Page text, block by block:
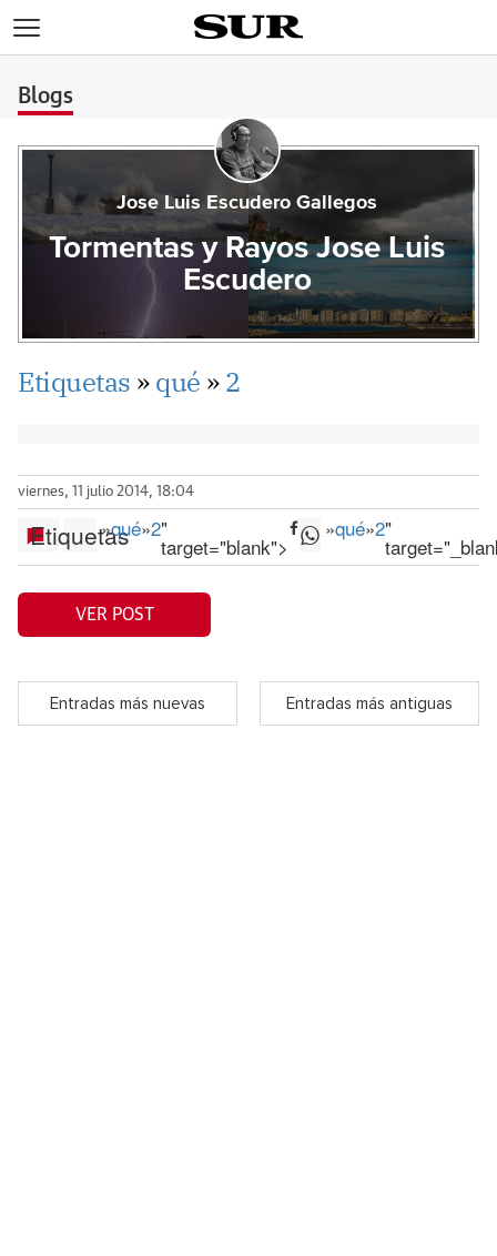
Blogs
Jose Luis Escudero Gallegos
Tormentas y Rayos Jose Luis
Escudero
Etiquetas »qué »2
viernes, 11 julio 2014, 18:04
Etiquetas
»qué»2"
target="blank">
»qué»2"
VER POST
Entradas más nuevas Entradas más antiguas